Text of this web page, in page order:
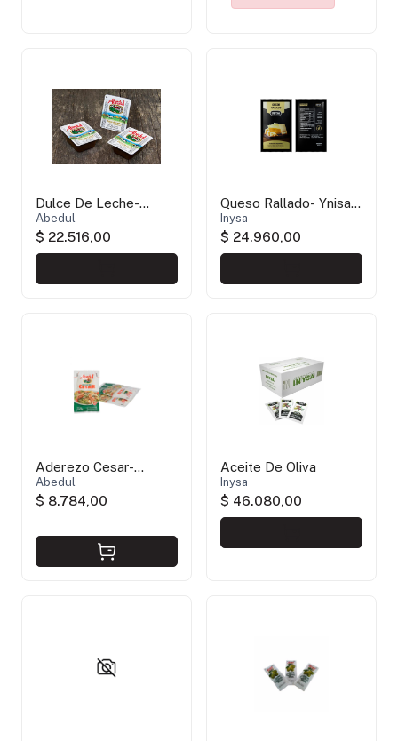
Dulce De Leche-
Abedul- SIN TACC
Abedul
$ 22.516,00
Queso Rallado- Ynisa
Ind
Inysa
$ 24.960,00
Aderezo Cesar-
Abedul- SIN TACC
Abedul
$ 8.784,00
Aceite De Oliva
Inysa
$ 46.080,00